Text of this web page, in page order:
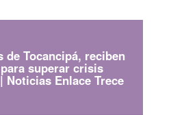
de Tocancipá, reciben
superar crisis
Noticias Enlace Trece